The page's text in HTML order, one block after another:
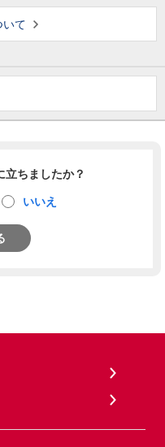
いて
立ちましたか？
いいえ